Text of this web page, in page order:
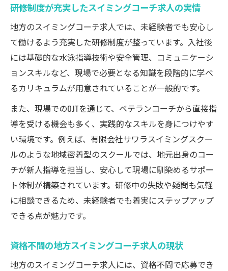
研修制度が充実したスイミングコーチ求人の実情
地方のスイミングコーチ求人では、未経験者でも安心し
て働けるよう充実した研修制度が整っています。入社後
には基礎的な水泳指導技術や安全管理、コミュニケーシ
ョンスキルなど、現場で必要となる知識を段階的に学べ
るカリキュラムが用意されていることが一般的です。
また、現場でのOJTを通じて、ベテランコーチから直接指
導を受ける機会も多く、実践的なスキルを身につけやす
い環境です。例えば、有限会社サワラスイミングスクー
ルのような地域密着型のスクールでは、地元出身のコー
チが新人指導を担当し、安心して現場に馴染めるサポー
ト体制が構築されています。研修中の失敗や疑問も気軽
に相談できるため、未経験者でも着実にステップアップ
できる点が魅力です。
資格不問の地方スイミングコーチ求人の現状
地方のスイミングコーチ求人には、資格不問で応募でき